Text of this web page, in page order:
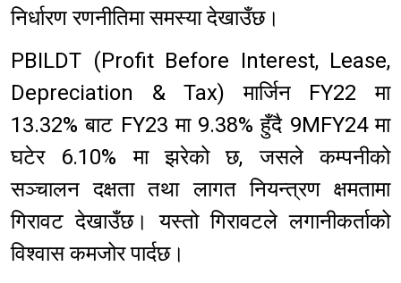
निर्धारण रणनीतिमा समस्या देखाउँछ।
PBILDT (Profit Before Interest, Lease,
Depreciation & Tax) मार्जिन FY22 मा
13.32% बाट FY23 मा 9.38% हुँदै 9MFY24 मा
घटेर 6.10% मा झरेको छ, जसले कम्पनीको
सञ्चालन दक्षता तथा लागत नियन्त्रण क्षमतामा
गिरावट देखाउँछ। यस्तो गिरावटले लगानीकर्ताको
विश्वास कमजोर पार्दछ।